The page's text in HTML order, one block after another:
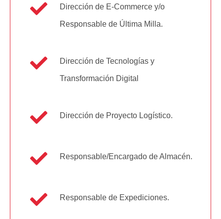
Dirección de E-Commerce y/o
Responsable de Última Milla.
Dirección de Tecnologías y
Transformación Digital
Dirección de Proyecto Logístico.
Responsable/Encargado de Almacén.
Responsable de Expediciones.